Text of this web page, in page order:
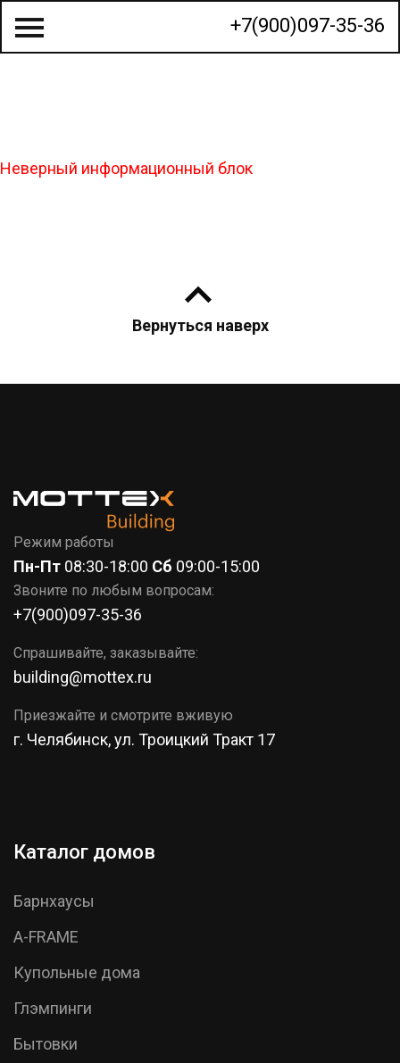
+7(900)097-35-36
СТРОИТЕЛЬСТВО ДОМОВ
Неверный информационный блок
Вернуться наверх
Режим работы
Пн-Пт 08:30-18:00 Сб 09:00-15:00
Звоните по любым вопросам:
+7(900)097-35-36
Спрашивайте, заказывайте:
building@mottex.ru
Приезжайте и смотрите вживую
г. Челябинск, ул. Троицкий Тракт 17
Каталог домов
Барнхаусы
A-FRAME
Купольные дома
Глэмпинги
Бытовки